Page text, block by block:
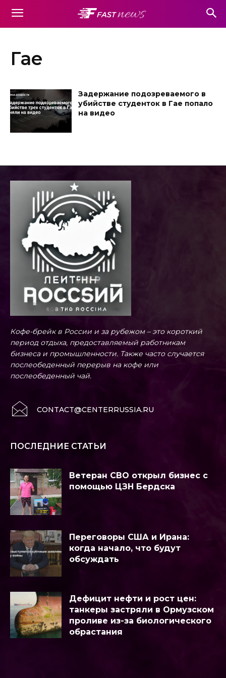
Гае
Задержание подозреваемого в
убийстве студенток в Гае попало
на видео
Кофе-брейк в России и за рубежом – это короткий
период отдыха, предоставляемый работникам
бизнеса и промышленности. Также часто случается
послеобеденный перерыв на кофе или
послеобеденный чай.
CONTACT@CENTERRUSSIA.RU
ПОСЛЕДНИЕ СТАТЬИ
Ветеран СВО открыл бизнес с
помощью ЦЗН Бердска
Переговоры США и Ирана:
когда начало, что будут
обсуждать
Дефицит нефти и рост цен:
танкеры застряли в Ормузском
проливе из-за биологического
обрастания